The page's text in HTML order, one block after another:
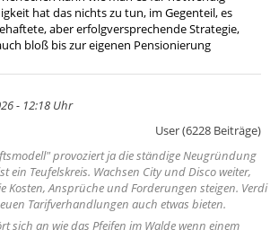
hat das nichts zu tun, im Gegenteil, es
aber erfolgversprechende Strategie,
bloß bis zur eigenen Pensionierung
- 12:18 Uhr
User (6228 Beiträge)
provoziert ja die ständige Neugründung
ein Teufelskreis. Wachsen City und Disco weiter,
Kosten, Ansprüche und Forderungen steigen. Verdi
Tarifverhandlungen auch etwas bieten.
sich an wie das Pfeifen im Walde wenn einem